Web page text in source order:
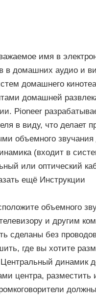
имя в
в домашних аудио и
домашнего
домашней
Pioneer
в виду, что делает
объемного
(входит в
или оптический
ещё Инструкции
объемного
и другим
сделаны без
где вы хотите
Центральный
центра, разместить